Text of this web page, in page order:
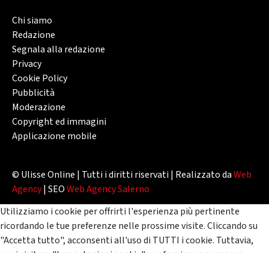
Chi siamo
Redazione
Segnala alla redazione
Privacy
Cookie Policy
Pubblicità
Moderazione
Copyright ed immagini
Applicazione mobile
© Ulisse Online | Tutti i diritti riservati | Realizzato daWeb
Agency| SEOWeb Agency Salerno
Utilizziamo i cookie per offrirti l'esperienza più pertinente
ricordando le tue preferenze nelle prossime visite. Cliccando su
"Accetta tutto", acconsenti all'uso di TUTTI i cookie. Tuttavia,